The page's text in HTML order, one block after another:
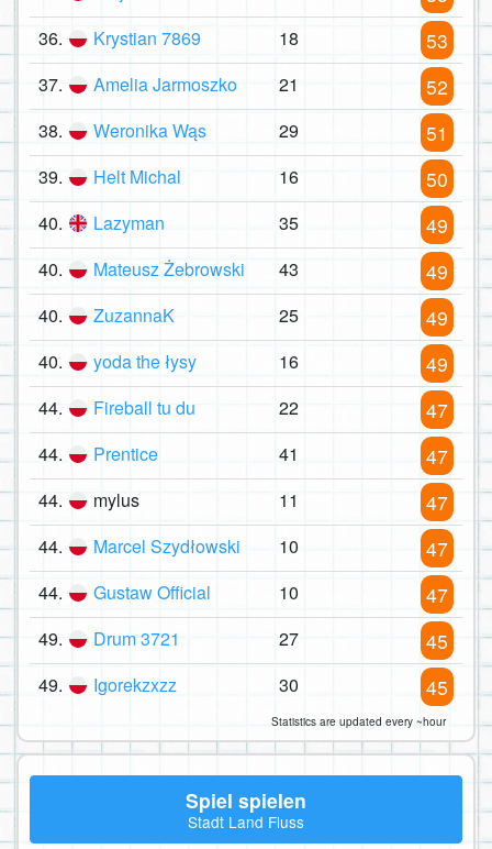
36. Krystian 7869 18 53
37. Amelia Jarmoszko 21 52
38. Weronika Wąs 29 51
39. Helt Michal 16 50
40. Lazyman 35 49
40. Mateusz Żebrowski 43 49
40. ZuzannaK 25 49
40. yoda the łysy 16 49
44. Fireball tu du 22 47
44. Prentice 41 47
44. mylus 11 47
44. Marcel Szydłowski 10 47
44. Gustaw Official 10 47
49. Drum 3721 27 45
49. Igorekzxzz 30 45
Statistics are updated every ~hour
Spiel spielen
Stadt Land Fluss